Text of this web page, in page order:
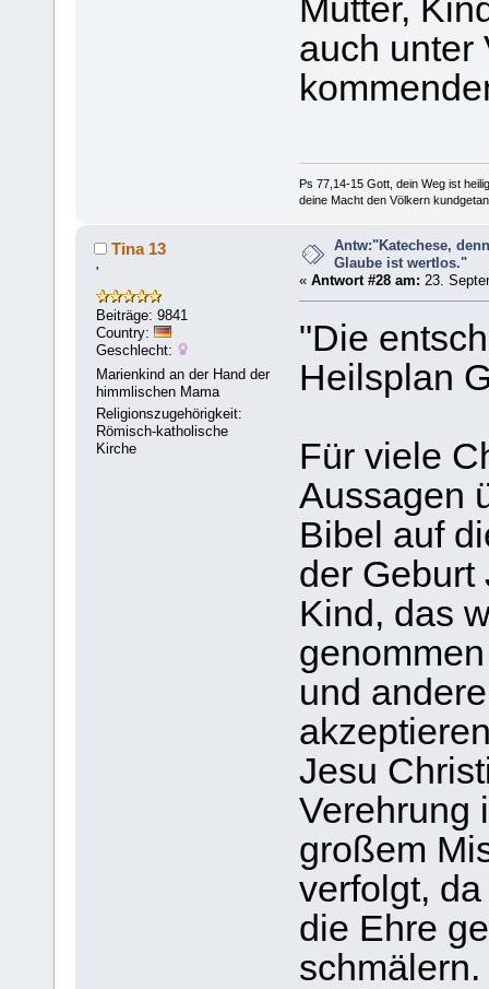
Mütter,
auch unter
Ps 77,14-15 Gott, dein Weg ist
deine Macht den Völkern
Tina 13
'
Beiträge: 9841
Country:
Geschlecht:
Marienkind an der Hand der
himmlischen Mama
Religionszugehörigkeit:
Römisch-katholische
Kirche
Antw:"Katechese,
Glaube ist wertlos."
« Antwort #28 am: 23.
"Die
Heilsplan
Für viele
Aussagen
Bibel auf
der Geburt
Kind, das
und
Jesu
Verehrung
großem
verfolgt,
die Ehre
schmälern.